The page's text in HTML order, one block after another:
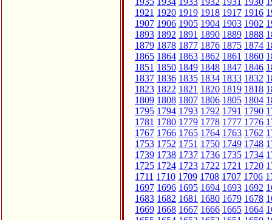
1921 1920 1919 1918 1917 1916
1907 1906 1905 1904 1903 1902
1893 1892 1891 1890 1889 1888
1879 1878 1877 1876 1875 1874
1865 1864 1863 1862 1861 1860
1851 1850 1849 1848 1847 1846
1837 1836 1835 1834 1833 1832
1823 1822 1821 1820 1819 1818
1809 1808 1807 1806 1805 1804
1795 1794 1793 1792 1791 1790
1781 1780 1779 1778 1777 1776
1767 1766 1765 1764 1763 1762
1753 1752 1751 1750 1749 1748
1739 1738 1737 1736 1735 1734
1725 1724 1723 1722 1721 1720
1711 1710 1709 1708 1707 1706
1697 1696 1695 1694 1693 1692
1683 1682 1681 1680 1679 1678
1669 1668 1667 1666 1665 1664